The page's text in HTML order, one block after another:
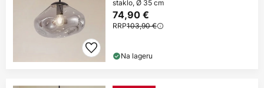
staklo, Ø 35 cm
74,90 €
RRP103,90 €
Na lageru